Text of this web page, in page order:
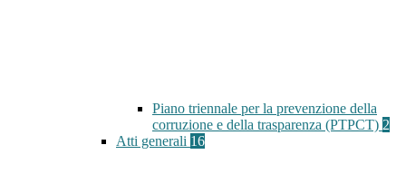
Piano triennale per la prevenzione della
corruzione e della trasparenza (PTPCT) 2
Atti generali 16